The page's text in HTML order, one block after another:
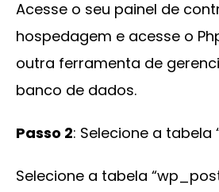
Acesse o seu painel de
hospedagem e acesse o
outra ferramenta de
banco de dados.
Passo 2: Selecione a tabela
Selecione a tabela